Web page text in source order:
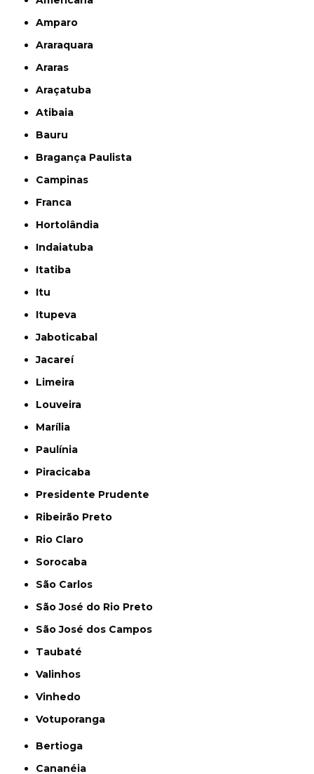
Amparo
Araraquara
Araras
Araçatuba
Atibaia
Bauru
Bragança Paulista
Campinas
Franca
Hortolândia
Indaiatuba
Itatiba
Itu
Itupeva
Jaboticabal
Jacareí
Limeira
Louveira
Marília
Paulínia
Piracicaba
Presidente Prudente
Ribeirão Preto
Rio Claro
Sorocaba
São Carlos
São José do Rio Preto
São José dos Campos
Taubaté
Valinhos
Vinhedo
Votuporanga
Bertioga
Cananéia